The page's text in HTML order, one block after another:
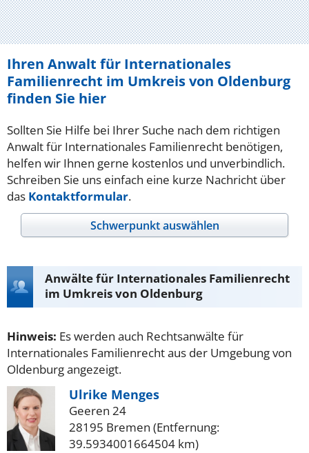
Ihren Anwalt für Internationales
Familienrecht im Umkreis von Oldenburg
finden Sie hier
Sollten Sie Hilfe bei Ihrer Suche nach dem richtigen
Anwalt für Internationales Familienrecht benötigen,
helfen wir Ihnen gerne kostenlos und unverbindlich.
Schreiben Sie uns einfach eine kurze Nachricht über
das Kontaktformular.
Schwerpunkt auswählen
Anwälte für Internationales Familienrecht
im Umkreis von Oldenburg
Hinweis: Es werden auch Rechtsanwälte für
Internationales Familienrecht aus der Umgebung von
Oldenburg angezeigt.
Ulrike Menges
Geeren 24
28195 Bremen (Entfernung:
39.5934001664504 km)